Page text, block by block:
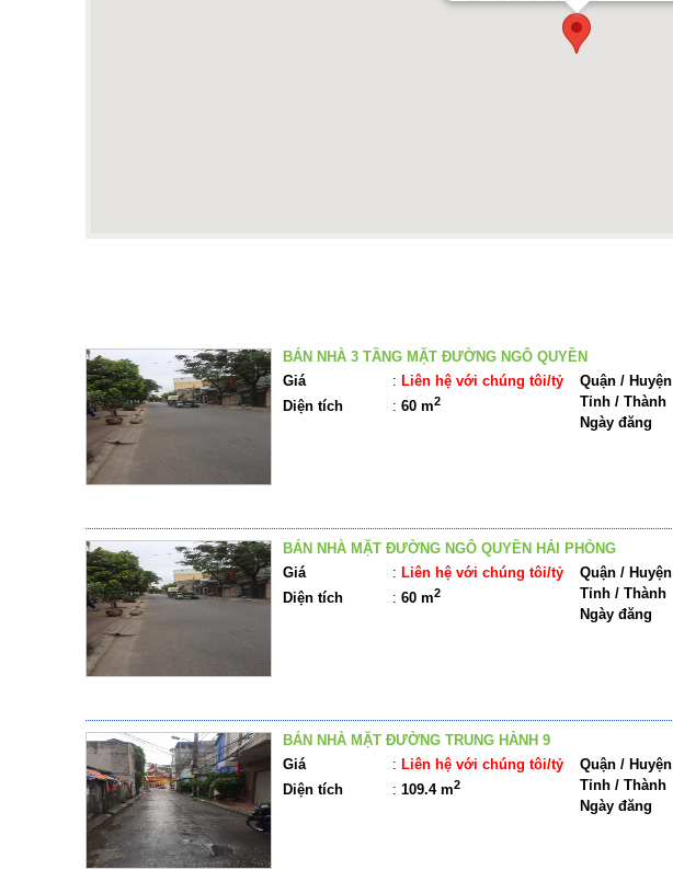
BÁN NHÀ 3 TẦNG MẶT ĐƯỜNG NGÔ QUYỀN
Giá
: Liên hệ với chúng tôi/tỷ
Diện tích
: 60 m2
Quận / Huyện
Tỉnh / Thành
Ngày đăng
BÁN NHÀ MẶT ĐƯỜNG NGÔ QUYỀN HẢI PHÒNG
Giá
: Liên hệ với chúng tôi/tỷ
Diện tích
: 60 m2
Quận / Huyện
Tỉnh / Thành
Ngày đăng
BÁN NHÀ MẶT ĐƯỜNG TRUNG HÀNH 9
Giá
: Liên hệ với chúng tôi/tỷ
Diện tích
: 109.4 m2
Quận / Huyện
Tỉnh / Thành
Ngày đăng